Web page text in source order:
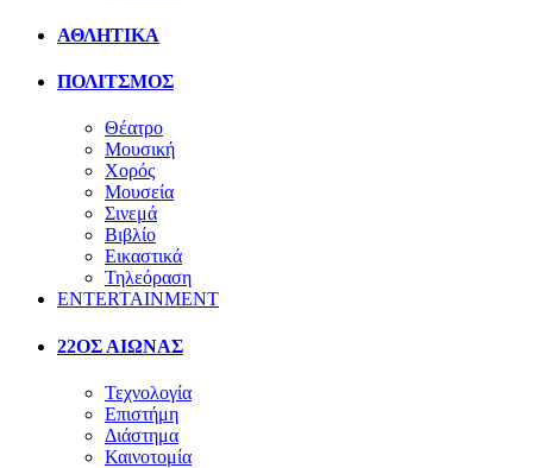
ΑΘΛΗΤΙΚΑ
ΠΟΛΙΤΣΜΟΣ
Θέατρο
Μουσική
Χορός
Μουσεία
Σινεμά
Βιβλίο
Εικαστικά
Τηλεόραση
ENTERTAINMENT
22ΟΣ ΑΙΩΝΑΣ
Τεχνολογία
Επιστήμη
Διάστημα
Καινοτομία